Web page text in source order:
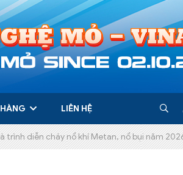
LIÊN HỆ
trình diễn cháy nổ khí Metan, nổ bụi năm